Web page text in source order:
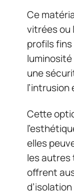
Ce
vitrées ou
profils
une
Cette
elles
les autres
offrent